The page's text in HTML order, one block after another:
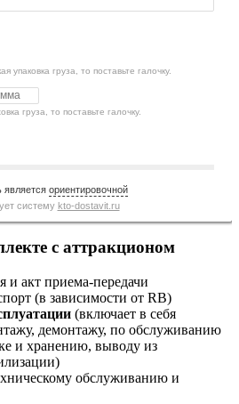
упаковка груза, то поставьте галочку.
груза, то поставьте галочку.
является ориентировочной
систему kto-dostavit.ru
с аттракционом
и акт приема-передачи
(в зависимости от RB)
(включает в себя
демонтажу, по обслуживанию
и хранению, выводу из
обслуживанию и